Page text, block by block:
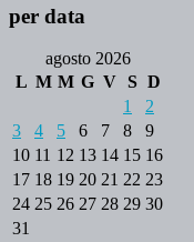
per data
agosto 2026
L M M G V S D
1
2
3
4 5 6 7 8
9
10 11 12 13 14 15 16
17 18 19 20 21 22 23
24 25 26 27 28 29 30
31